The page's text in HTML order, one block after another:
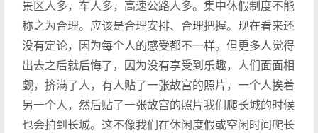
景区人多，车人多，高速公路人多。集中休假制度不能
称之为合理。应该是合理安排、合理把握。现在看来还
没有定论，因为每个人的感受都不一样。但更多人觉得
出去之后就后悔了，因为没有享受到乐趣，人们面面相
觑，挤满了人，有人贴了一张故宫的照片，一个人挨着
另一个人，然后贴了一张故宫的照片我们爬长城的时候
也会拍到长城。这不像我们在休闲度假或空闲时间爬长